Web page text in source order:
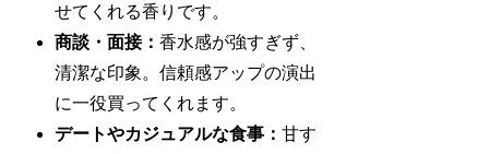
せてくれる香りです。
商談・面接：香水感が強すぎず、
清潔な印象。信頼感アップの演出
に一役買ってくれます。
デートやカジュアルな食事：甘す